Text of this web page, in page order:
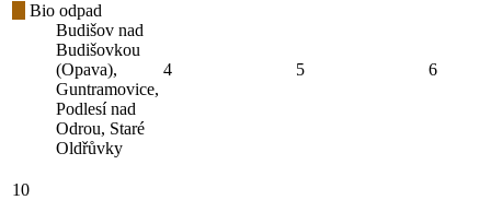
Bio odpad
Budišov nad
Budišovkou
(Opava),
Guntramovice,
Podlesí nad
Odrou, Staré
Oldřůvky
4 5 6
10